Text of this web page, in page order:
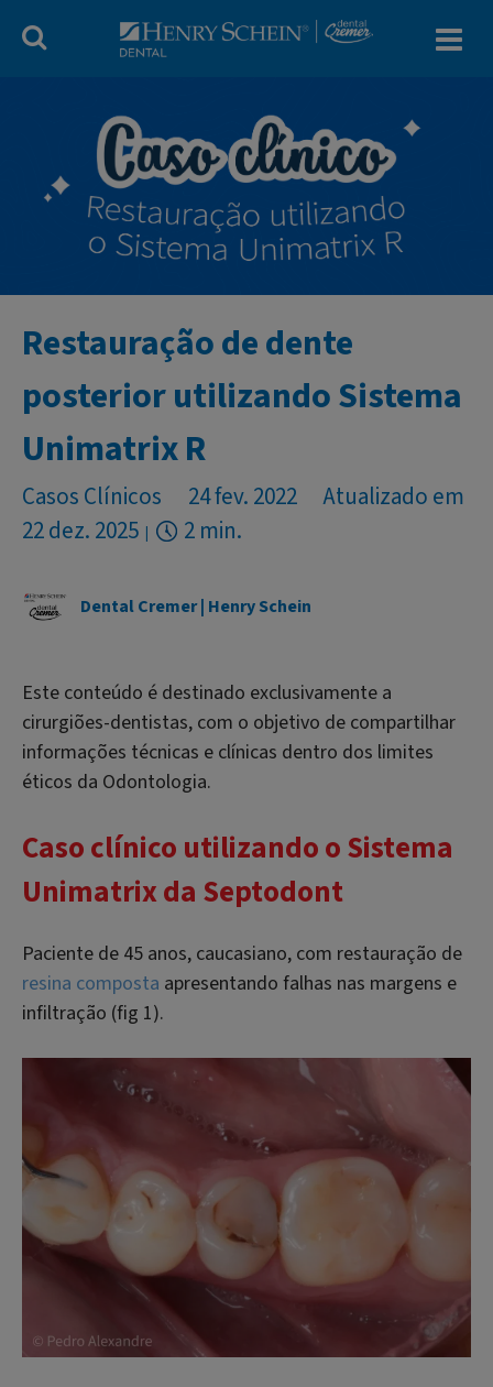
Restauração de dente
posterior utilizando Sistema
Unimatrix R
Casos Clínicos 24 fev. 2022
Atualizado em
22 dez. 2025
2 min.
Dental Cremer | Henry Schein
Este conteúdo é destinado exclusivamente a
cirurgiões-dentistas, com o objetivo de compartilhar
informações técnicas e clínicas dentro dos limites
éticos da Odontologia.
Caso clínico utilizando o Sistema
Unimatrix da Septodont
Paciente de 45 anos, caucasiano, com restauração de
resina composta apresentando falhas nas margens e
infiltração (fig 1).